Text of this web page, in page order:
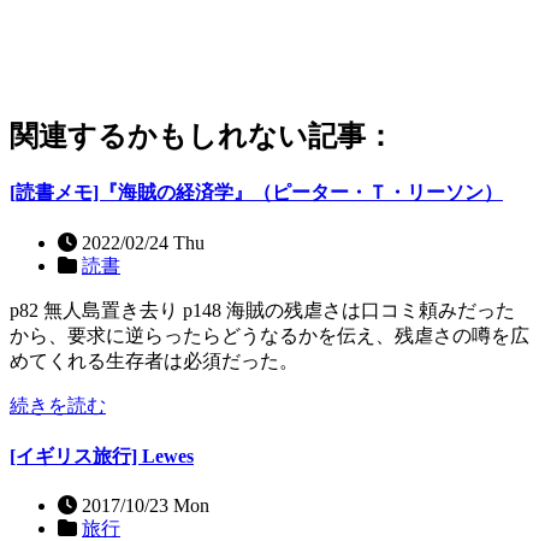
関連するかもしれない記事：
[読書メモ]『海賊の経済学』（ピーター・Ｔ・リーソン）
2022/02/24 Thu
読書
p82 無人島置き去り p148 海賊の残虐さは口コミ頼みだった
から、要求に逆らったらどうなるかを伝え、残虐さの噂を広
めてくれる生存者は必須だった。
続きを読む
[イギリス旅行] Lewes
2017/10/23 Mon
旅行